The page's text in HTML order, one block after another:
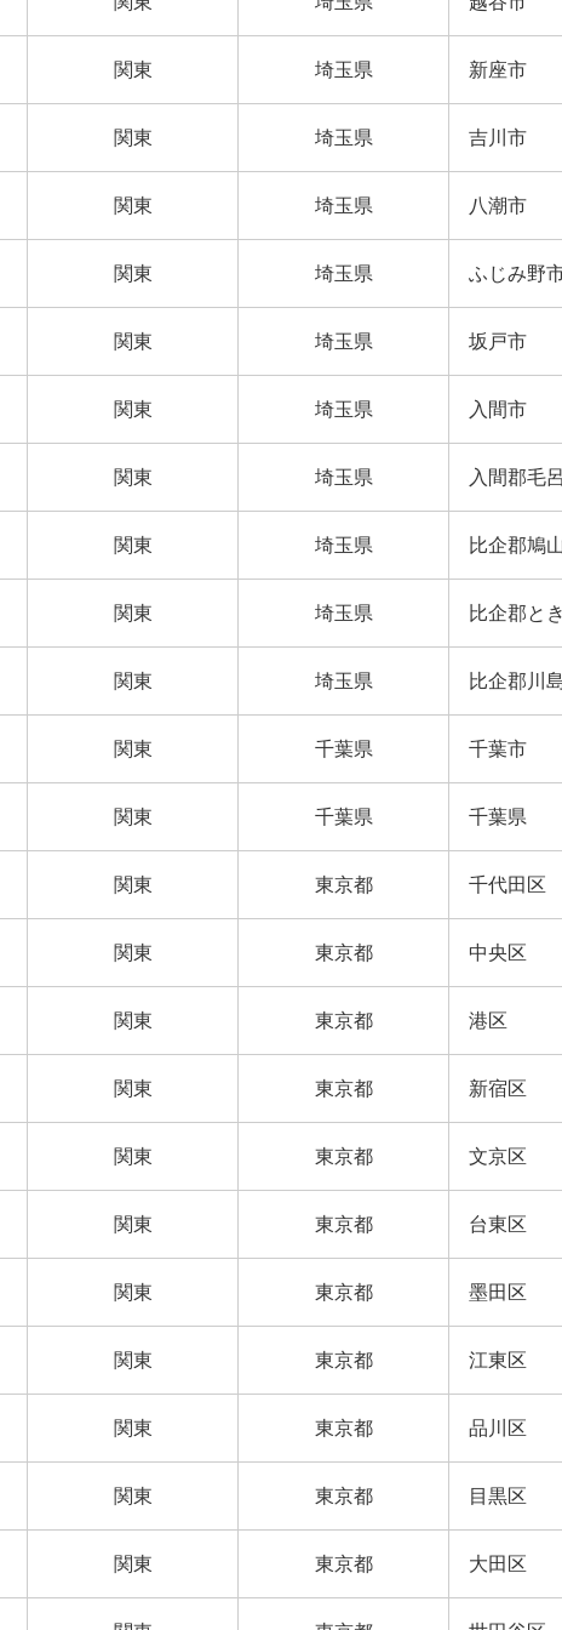
関東 埼玉県 新座市
関東 埼玉県 吉川市
関東 埼玉県 八潮市
関東 埼玉県 ふじみ野
関東 埼玉県 坂戸市
関東 埼玉県 入間市
関東 埼玉県 入間郡毛
関東 埼玉県 比企郡鳩
関東 埼玉県 比企郡と
関東 埼玉県 比企郡川
関東 千葉県 千葉市
関東 千葉県 千葉県
関東 東京都 千代田区
関東 東京都 中央区
関東 東京都 港区
関東 東京都 新宿区
関東 東京都 文京区
関東 東京都 台東区
関東 東京都 墨田区
関東 東京都 江東区
関東 東京都 品川区
関東 東京都 目黒区
関東 東京都 大田区